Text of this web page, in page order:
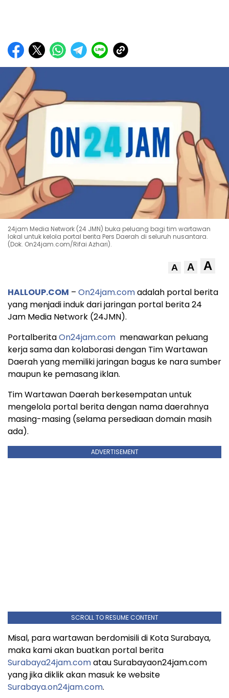
24jam Media Network (24 JMN) buka peluang bagi tim wartawan
lokal untuk kelola portal berita Pers Daerah di seluruh nusantara.
(Dok. On24jam.com/Rifai Azhari).
A A A
HALLOUP.COM – On24jam.comadalah portal berita
yang menjadi induk dari jaringan portal berita 24
Jam Media Network (24JMN).
PortalberitaOn24jam.com menawarkan peluang
kerja sama dan kolaborasi dengan Tim Wartawan
Daerah yang memiliki jaringan bagus ke nara sumber
maupun ke pemasang iklan.
Tim Wartawan Daerah berkesempatan untuk
mengelola portal berita dengan nama daerahnya
masing-masing (selama persediaan domain masih
ada).
ADVERTISEMENT
SCROLL TO RESUME CONTENT
Misal, para wartawan berdomisili di Kota Surabaya,
maka kami akan buatkan portal berita
Surabaya24jam.comatau Surabayaon24jam.com
yang jika diklik akan masuk ke website
Surabaya.on24jam.com.